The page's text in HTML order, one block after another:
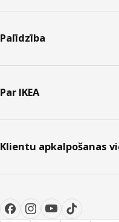
Palīdzība
Par IKEA
Klientu apkalpošanas